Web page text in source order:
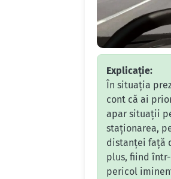
Explicație:
În situația
cont că ai
apar situații
staționarea,
distanței față
plus, fiind
pericol